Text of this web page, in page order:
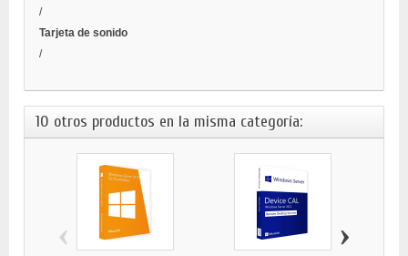
/
Tarjeta de sonido
/
10 otros productos en la misma categoría:
‹ ›